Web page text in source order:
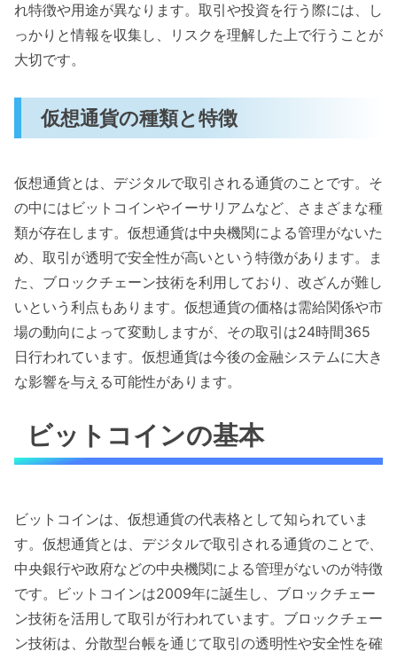
れ特徴や用途が異なります。取引や投資を行う際には、し
っかりと情報を収集し、リスクを理解した上で行うことが
大切です。
仮想通貨の種類と特徴
仮想通貨とは、デジタルで取引される通貨のことです。そ
の中にはビットコインやイーサリアムなど、さまざまな種
類が存在します。仮想通貨は中央機関による管理がないた
め、取引が透明で安全性が高いという特徴があります。ま
た、ブロックチェーン技術を利用しており、改ざんが難し
いという利点もあります。仮想通貨の価格は需給関係や市
場の動向によって変動しますが、その取引は24時間365
日行われています。仮想通貨は今後の金融システムに大き
な影響を与える可能性があります。
ビットコインの基本
ビットコインは、仮想通貨の代表格として知られていま
す。仮想通貨とは、デジタルで取引される通貨のことで、
中央銀行や政府などの中央機関による管理がないのが特徴
です。ビットコインは2009年に誕生し、ブロックチェー
ン技術を活用して取引が行われています。ブロックチェー
ン技術は、分散型台帳を通じて取引の透明性や安全性を確